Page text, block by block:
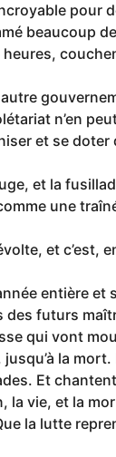
pour
beaucoup
n’en
et se
et la
une
et c’est,
entière et
des futurs
qui vont
la
Et chantent
la vie, et la
la lutte